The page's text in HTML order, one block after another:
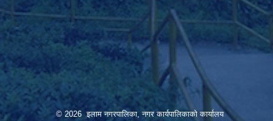
© 2026 इलाम नगरपालिका, नगर कार्यपालिकाको कार्यालय